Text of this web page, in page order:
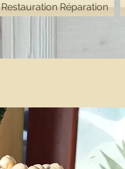
Restauration Réparation